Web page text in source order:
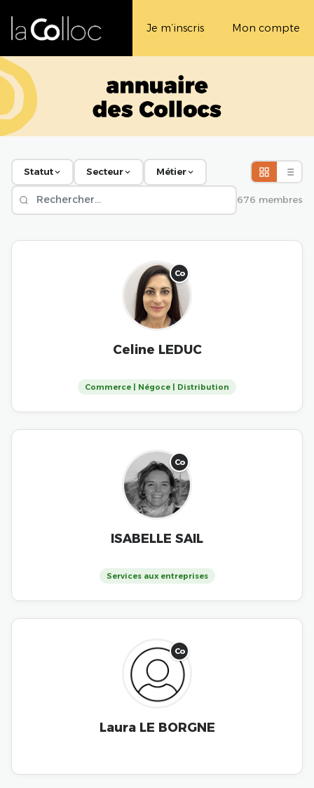
Je m’inscris Mon compte
Statut Secteur Métier
676 membres
Co
Celine LEDUC
Commerce | Négoce | Distribution
Co
ISABELLE SAIL
Services aux entreprises
Co
Laura LE BORGNE